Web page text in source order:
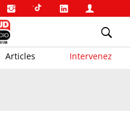
Articles Intervenez